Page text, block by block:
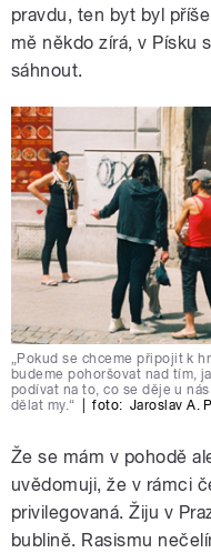
pravdu, ten byt byl
mě někdo zírá, v Písku
sáhnout.
„Pokud se chceme připojit k
budeme pohoršovat nad tím,
podívat na to, co se děje u
dělat my.“
foto: Jaroslav A.
Že se mám v pohodě
uvědomuji, že v rámci
privilegovaná. Žiju v
bublině. Rasismu